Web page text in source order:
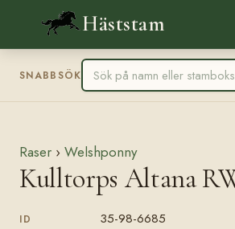
Häststam
SNABBSÖK
Raser › Welshponny
Kulltorps Altana
ID 35-98-6685